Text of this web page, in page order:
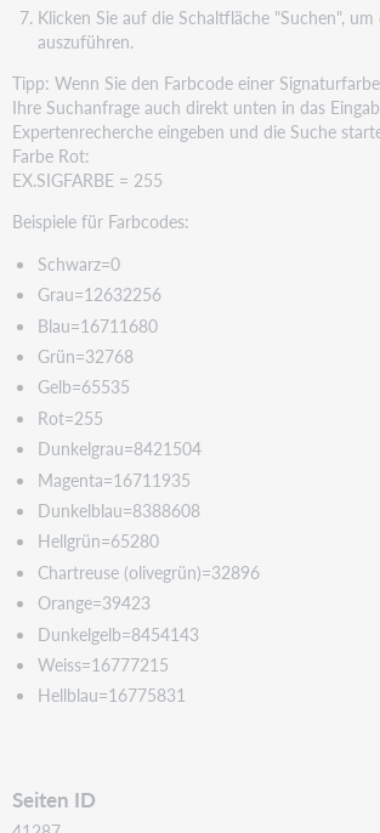
Klicken Sie auf die Schaltfläche "Suchen", um
auszuführen.
Tipp: Wenn Sie den Farbcode einer
Ihre Suchanfrage auch direkt unten in das
Expertenrecherche eingeben und die Suche
Farbe Rot:
EX.SIGFARBE = 255
Beispiele für Farbcodes:
Schwarz=0
Grau=12632256
Blau=16711680
Grün=32768
Gelb=65535
Rot=255
Dunkelgrau=8421504
Magenta=16711935
Dunkelblau=8388608
Hellgrün=65280
Chartreuse (olivegrün)=32896
Orange=39423
Dunkelgelb=8454143
Weiss=16777215
Hellblau=16775831
Seiten ID